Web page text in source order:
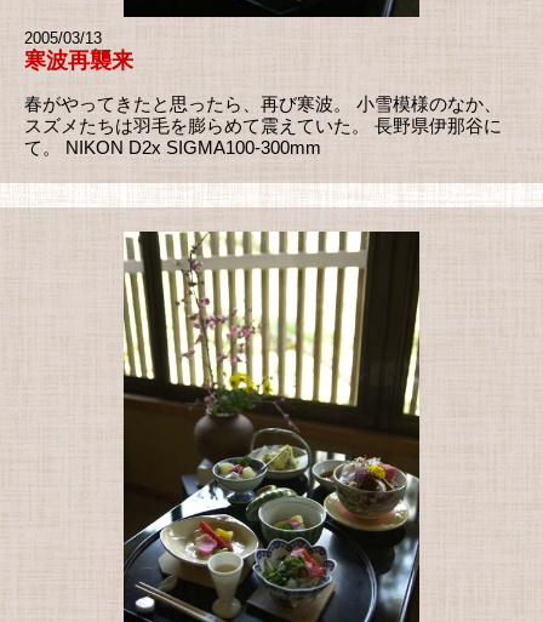
2005/03/13
寒波再襲来
春がやってきたと思ったら、再び寒波。 小雪模様のなか、
スズメたちは羽毛を膨らめて震えていた。 長野県伊那谷に
て。 NIKON D2x SIGMA100-300mm